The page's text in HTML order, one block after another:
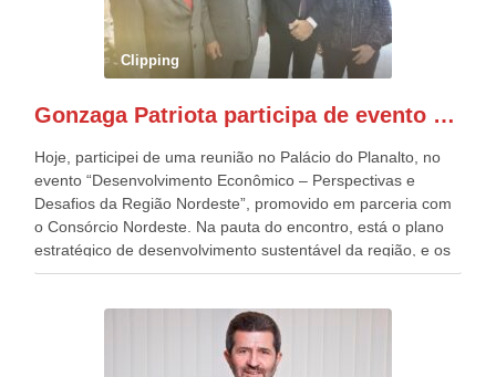
Esplanada dos Ministérios, em Brasília. Este ano, o governo
preparou espaços com cadeiras e coberturas, para 30.000
pessoas, só que o número de Patriotas Brasileiros
Independentes, dobrou na Esplanada. Eu, Lula e os
Patriota.
Clipping
Gonzaga Patriota participa de evento em prol do desenvolvimento do Nordeste
Hoje, participei de uma reunião no Palácio do Planalto, no
evento “Desenvolvimento Econômico – Perspectivas e
Desafios da Região Nordeste”, promovido em parceria com
o Consórcio Nordeste. Na pauta do encontro, está o plano
estratégico de desenvolvimento sustentável da região, e os
desafios para a elaboração de políticas públicas, que
evento contou com a presença do Vice-presidente Geraldo
Alckmin, que também ocupa o Ministério do
Desenvolvimento, Indústria, Comércio e Serviços, o ex